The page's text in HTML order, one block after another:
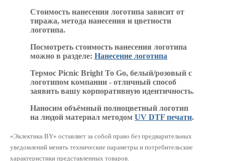
Стоимость нанесения логотипа зависит от
тиража, метода нанесения и цветности
логотипа.
Посмотреть стоимость нанесения логотипа
можно в разделе:Нанесение логотипа
Термос Picnic Bright To Go, белый/розовый с
логотипом компании - отличный способ
заявить вашу корпоративную идентичность.
Наносим объёмный полноцветный логотип
на людой материал методомUV DTF печати.
«Эклектика BY» оставляет за собой право без предварительных
уведомлений менять технические параметры и потребительские
характеристики представленных товаров.